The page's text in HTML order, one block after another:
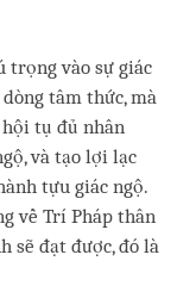
trọng vào sự giác
tâm thức, mà
tụ đủ nhân
và tạo lợi lạc
tựu giác ngộ.
về Trí Pháp thân
sẽ đạt được, đó là